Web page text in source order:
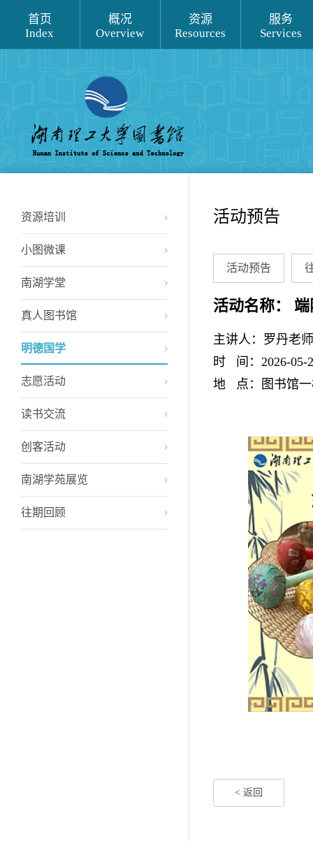
首页
Index
概况
Overview
资源
Resources
服务
Services
资源培训
小图微课
南湖学堂
真人图书馆
明德国学
志愿活动
读书交流
创客活动
南湖学苑展览
往期回顾
活动预告
活动预告
活动名称：
主讲人：罗丹老师
时 间：2026-05-
地 点：图书馆一
< 返回